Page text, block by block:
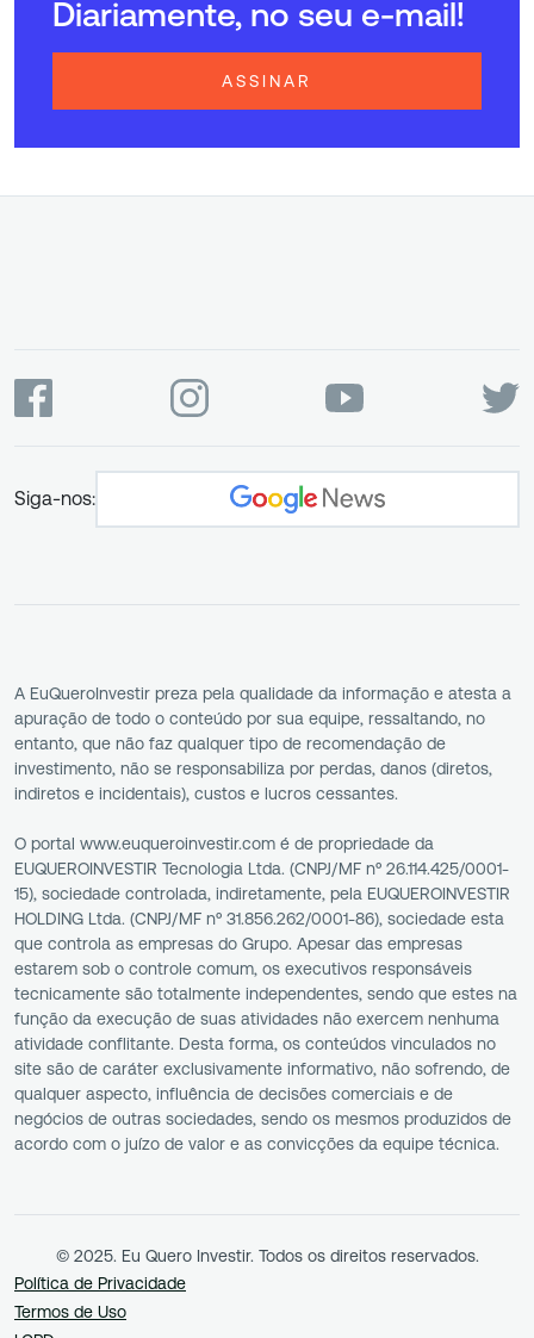
Diariamente, no seu e-mail!
ASSINAR
Siga-nos:
A EuQueroInvestir preza pela qualidade da informação e atesta a
apuração de todo o conteúdo por sua equipe, ressaltando, no
entanto, que não faz qualquer tipo de recomendação de
investimento, não se responsabiliza por perdas, danos (diretos,
indiretos e incidentais), custos e lucros cessantes.
O portal www.euqueroinvestir.com é de propriedade da
EUQUEROINVESTIR Tecnologia Ltda. (CNPJ/MF nº 26.114.425/0001-
15), sociedade controlada, indiretamente, pela EUQUEROINVESTIR
HOLDING Ltda. (CNPJ/MF nº 31.856.262/0001-86), sociedade esta
que controla as empresas do Grupo. Apesar das empresas
estarem sob o controle comum, os executivos responsáveis
tecnicamente são totalmente independentes, sendo que estes na
função da execução de suas atividades não exercem nenhuma
atividade conflitante. Desta forma, os conteúdos vinculados no
site são de caráter exclusivamente informativo, não sofrendo, de
qualquer aspecto, influência de decisões comerciais e de
negócios de outras sociedades, sendo os mesmos produzidos de
acordo com o juízo de valor e as convicções da equipe técnica.
© 2025. Eu Quero Investir. Todos os direitos reservados.
Política de Privacidade
Termos de Uso